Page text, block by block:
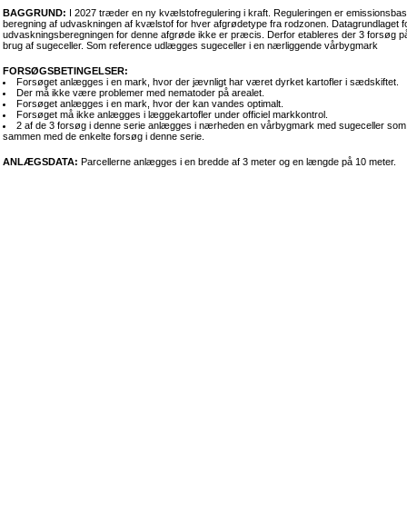
BAGGRUND: I 2027 træder en ny kvælstofregulering i kraft. Reguleringen er
beregning af udvaskningen af kvælstof for hver afgrødetype fra rodzonen. Datagrundlaget
udvaskningsberegningen for denne afgrøde ikke er præcis. Derfor etableres der 3 forsøg
brug af sugeceller. Som reference udlægges sugeceller i en nærliggende vårbygmark
FORSØGSBETINGELSER:
Forsøget anlægges i en mark, hvor der jævnligt har været dyrket kartofler i sædskiftet.
Der må ikke være problemer med nematoder på arealet.
Forsøget anlægges i en mark, hvor der kan vandes optimalt.
Forsøget må ikke anlægges i læggekartofler under officiel markkontrol.
2 af de 3 forsøg i denne serie anlægges i nærheden en vårbygmark med sugeceller
sammen med de enkelte forsøg i denne serie.
ANLÆGSDATA: Parcellerne anlægges i en bredde af 3 meter og en længde på 10 meter.